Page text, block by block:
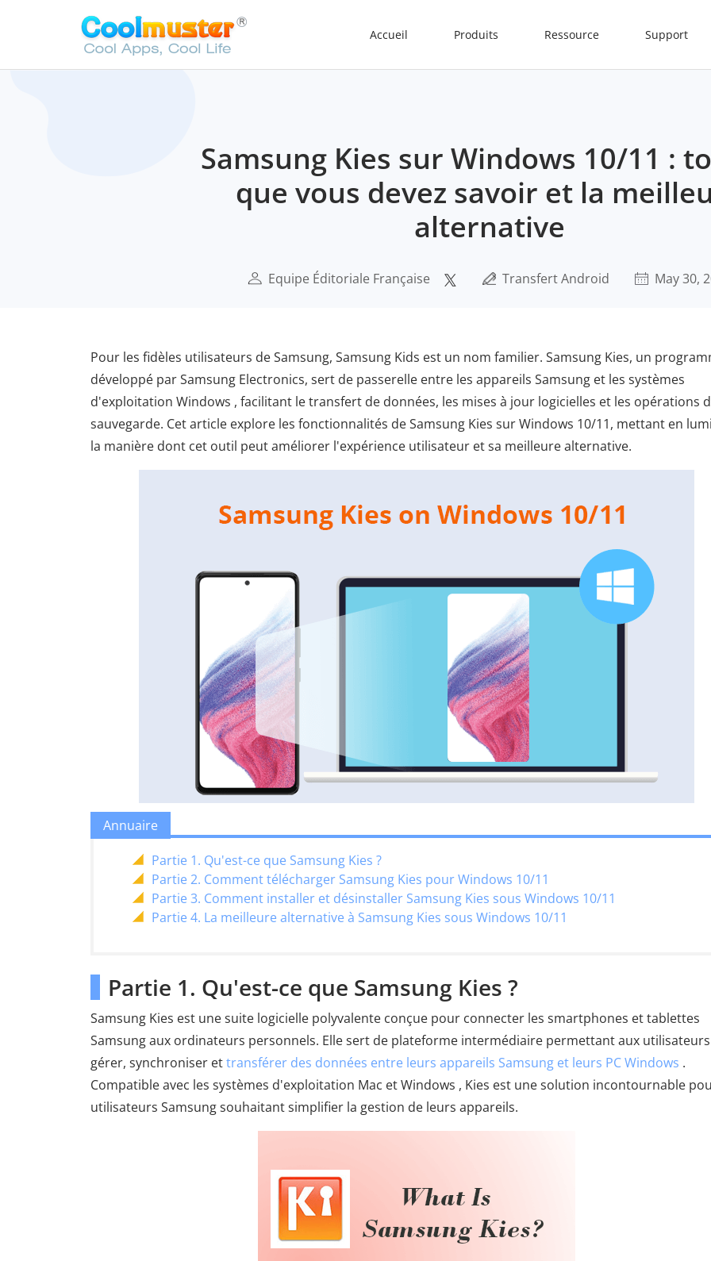
Accueil Produits Ressource Support
Samsung Kies sur Windows 10/11 :
que vous devez savoir et la
alternative
Equipe Éditoriale Française Transfert Android May 30,
Pour les fidèles utilisateurs de Samsung, Samsung Kids est un nom familier. Samsung Kies, un
développé par Samsung Electronics, sert de passerelle entre les appareils Samsung et les systèmes
d'exploitation Windows , facilitant le transfert de données, les mises à jour logicielles et les opérations
sauvegarde. Cet article explore les fonctionnalités de Samsung Kies sur Windows 10/11, mettant en
la manière dont cet outil peut améliorer l'expérience utilisateur et sa meilleure alternative.
Annuaire
Partie 1. Qu'est-ce que Samsung Kies ?
Partie 2. Comment télécharger Samsung Kies pour Windows 10/11
Partie 3. Comment installer et désinstaller Samsung Kies sous Windows 10/11
Partie 4. La meilleure alternative à Samsung Kies sous Windows 10/11
Partie 1. Qu'est-ce que Samsung Kies ?
Samsung Kies est une suite logicielle polyvalente conçue pour connecter les smartphones et tablettes
Samsung aux ordinateurs personnels. Elle sert de plateforme intermédiaire permettant aux
gérer, synchroniser ettransférer des données entre leurs appareils Samsung et leurs PC Windows .
Compatible avec les systèmes d'exploitation Mac et Windows , Kies est une solution incontournable
utilisateurs Samsung souhaitant simplifier la gestion de leurs appareils.